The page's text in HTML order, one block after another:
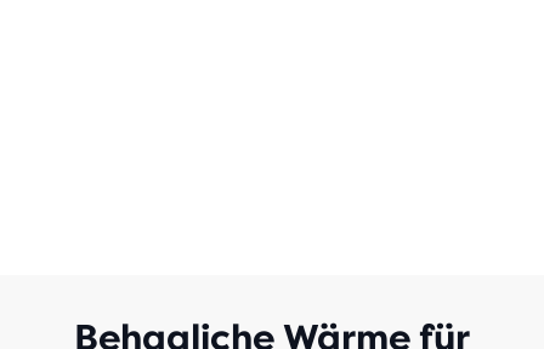
Behagliche Wärme für